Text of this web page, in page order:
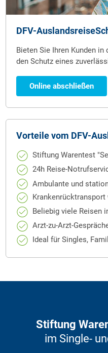
DFV-
Bieten Sie Ihren Kunden
den Schutz eines
Online abschließen
Vorteile vom DFV-
Stiftung Warentest
24h Reise-
Ambulante und
Beliebig viele Reisen
Arzt-zu-Arzt-
Ideal für Singles,
Stiftung
im Single-